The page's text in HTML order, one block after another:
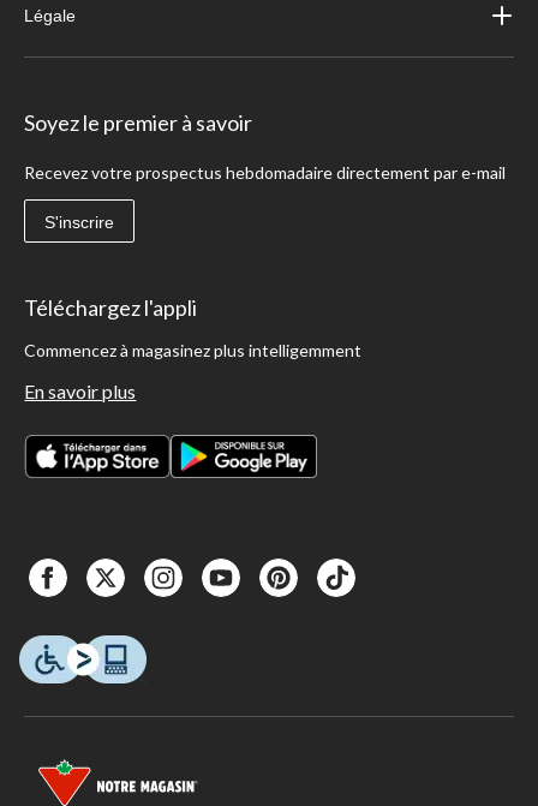
Légale
Soyez le premier à savoir
Recevez votre prospectus hebdomadaire directement par e-mail
S'inscrire
Téléchargez l'appli
Commencez à magasinez plus intelligemment
En savoir plus